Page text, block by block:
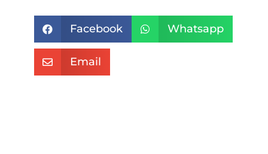
 Facebook  Whatsapp
 Email